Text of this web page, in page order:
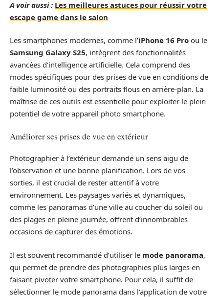
A voir aussi : Les meilleures astuces pour réussir votre
escape game dans le salon
Les smartphones modernes, comme l’iPhone 16 Pro ou le
Samsung Galaxy S25, intègrent des fonctionnalités
avancées d’intelligence artificielle. Cela comprend des
modes spécifiques pour des prises de vue en conditions de
faible luminosité ou des portraits flous en arrière-plan. La
maîtrise de ces outils est essentielle pour exploiter le plein
potentiel de votre appareil photo smartphone.
Améliorer ses prises de vue en extérieur
Photographier à l’extérieur demande un sens aigu de
l’observation et une bonne planification. Lors de vos
sorties, il est crucial de rester attentif à votre
environnement. Les paysages variés et dynamiques,
comme les panoramas d’une ville au coucher du soleil ou
des plages en pleine journée, offrent d’innombrables
occasions de capturer des émotions.
Il est souvent recommandé d’utiliser le mode panorama,
qui permet de prendre des photographies plus larges en
faisant pivoter votre smartphone. Pour cela, il suffit de
sélectionner le mode panorama dans l’application de votre